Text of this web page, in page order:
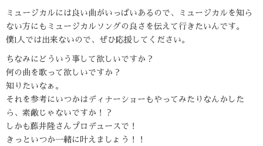
ミュージカルには良い曲がいっぱいあるので、ミュージカルを知ら
ない方にもミュージカルソングの良さを伝えて行きたいんです。
僕1人では出来ないので、ぜひ応援してください。
ちなみにどういう事して欲しいですか？
何の曲を歌って欲しいですか？
知りたいなぁ。
それを参考にいつかはディナーショーもやってみたりなんかした
ら、素敵じゃないですか！？
しかも藤井隆さんプロデュースで！
きっといつか一緒に叶えましょう！！